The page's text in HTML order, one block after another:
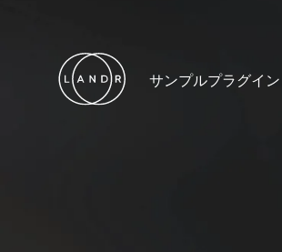
サンプルプラグイン